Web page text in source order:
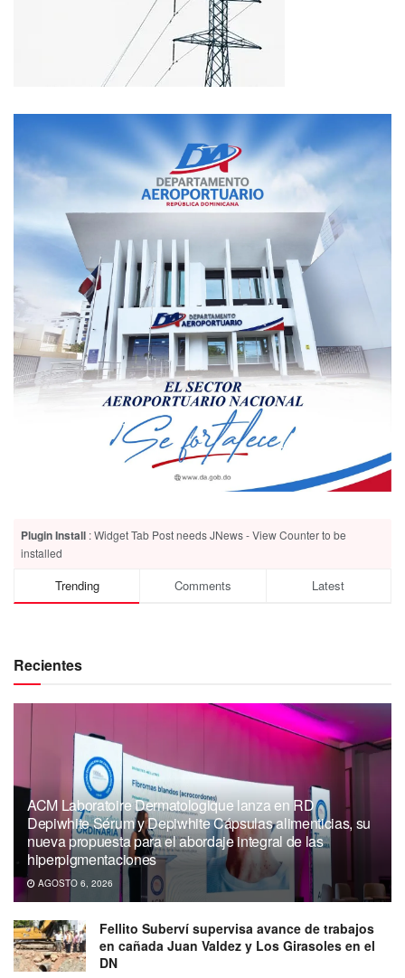
Plugin Install : Widget Tab Post needs JNews - View Counter to be
installed
Trending Comments Latest
Recientes
ACM Laboratoire Dermatologique lanza en RD
Depiwhite Sérum y Depiwhite Cápsulas alimenticias, su
nueva propuesta para el abordaje integral de las
hiperpigmentaciones
AGOSTO 6, 2026
Fellito Suberví supervisa avance de trabajos
en cañada Juan Valdez y Los Girasoles en el
DN